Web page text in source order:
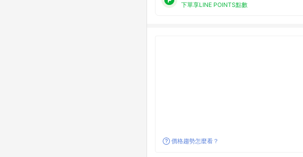
下單享LINE POINTS點數
價格趨勢怎麼看？